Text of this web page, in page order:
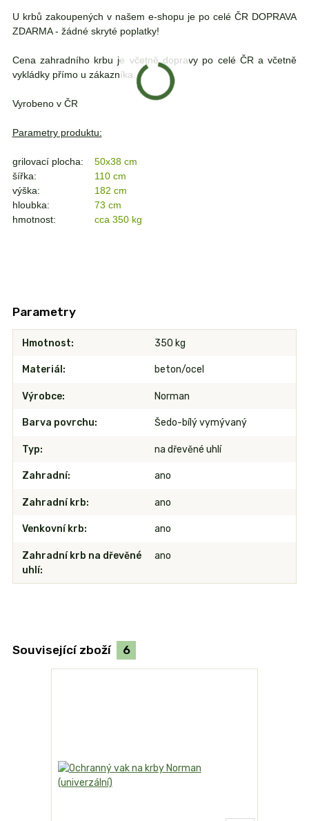
U krbů zakoupených v našem e-shopu je po celé ČR DOPRAVA
ZDARMA - žádné skryté poplatky!
Cena zahradního krbu je včetně dopravy po celé ČR a včetně
vykládky přímo u zákazníka.
Vyrobeno v ČR
Parametry produktu:
grilovací plocha:
50x38 cm
šířka:
110 cm
výška:
182 cm
hloubka:
73 cm
hmotnost:
cca 350 kg
Parametry
Hmotnost 350 kg
Materiál beton/ocel
Výrobce Norman
Barva povrchu Šedo-bílý vymývaný
Typ na dřevěné uhlí
Zahradní ano
Zahradní krb ano
Venkovní krb ano
Zahradní krb na dřevěné
uhlí
ano
Související zboží 6